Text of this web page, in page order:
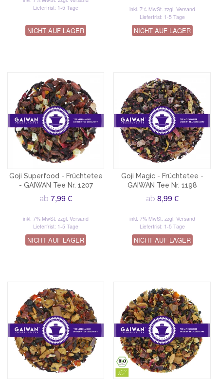
Lieferfrist: 1-5 Tage
NICHT AUF LAGER
inkl. 7% MwSt. zzgl. Versand
Lieferfrist: 1-5 Tage
NICHT AUF LAGER
Goji Superfood - Früchtetee
- GAIWAN Tee Nr. 1207
ab7,99 €
inkl. 7% MwSt.zzgl. Versand
Lieferfrist: 1-5 Tage
NICHT AUF LAGER
Goji Magic - Früchtetee -
GAIWAN Tee Nr. 1198
ab 8,99 €
inkl. 7% MwSt. zzgl. Versand
Lieferfrist: 1-5 Tage
NICHT AUF LAGER